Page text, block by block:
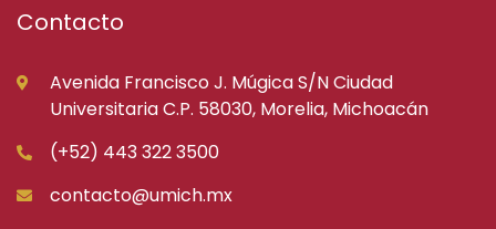
Contacto
Avenida Francisco J. Múgica S/N Ciudad
Universitaria C.P. 58030, Morelia, Michoacán
(+52) 443 322 3500
contacto@umich.mx